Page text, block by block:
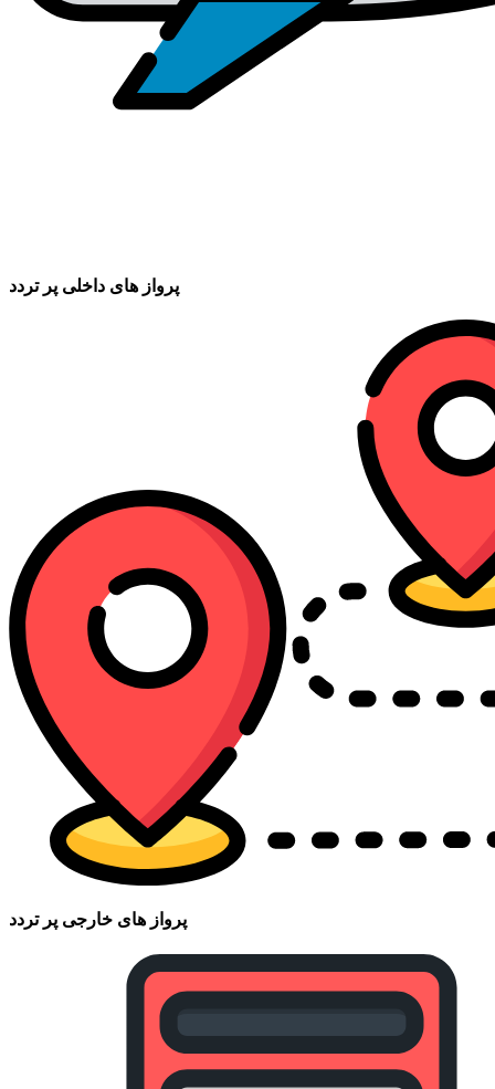
پرواز های داخلی پر تردد
پرواز های خارجی پر تردد